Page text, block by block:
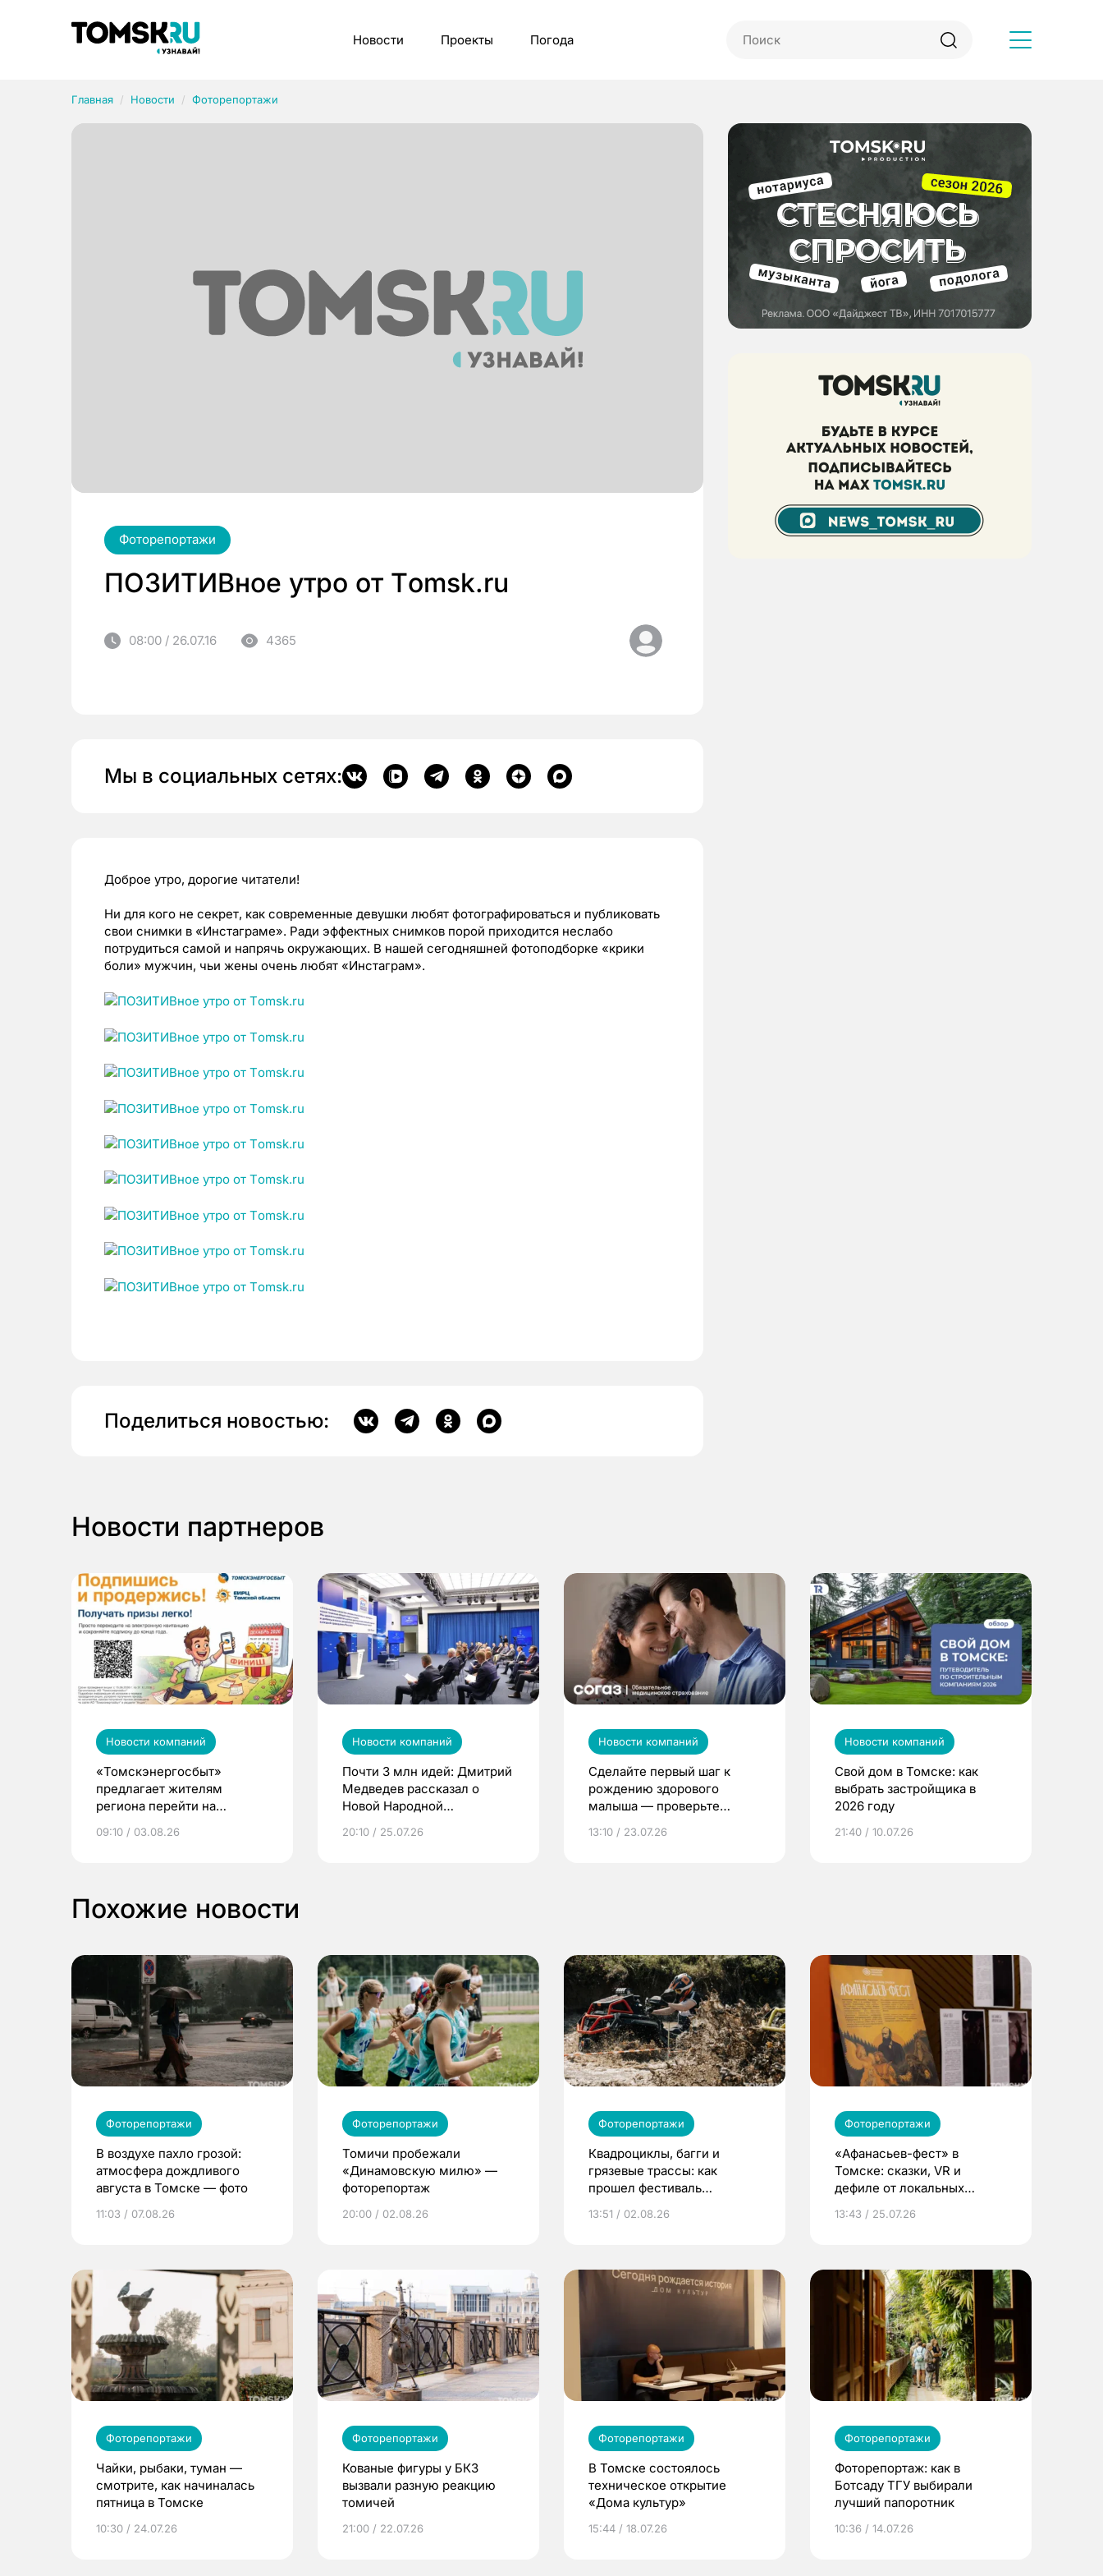
Новости Проекты Погода
Главная Новости Фоторепортажи
Фоторепортажи
ПОЗИТИВное утро от Тomsk.ru
08:00 / 26.07.16 4365
Мы в социальных сетях:
Доброе утро, дорогие читатели!
Ни для кого не секрет, как современные девушки любят фотографироваться и публиковать
свои снимки в «Инстаграме». Ради эффектных снимков порой приходится неслабо
потрудиться самой и напрячь окружающих. В нашей сегодняшней фотоподборке «крики
боли» мужчин, чьи жены очень любят «Инстаграм».
Поделиться новостью:
Новости партнеров
Новости компаний
«Томскэнергосбыт»
предлагает жителям
региона перейти на
выиграть призы
09:10 / 03.08.26
Новости компаний
Почти 3 млн идей: Дмитрий
Медведев рассказал о
Новой Народной
20:10 / 25.07.26
Новости компаний
Сделайте первый шаг к
рождению здорового
малыша — проверьте
по ОМС!
13:10 / 23.07.26
Новости компаний
Свой дом в Томске: как
выбрать застройщика в
2026 году
21:40 / 10.07.26
Похожие новости
Фоторепортажи
В воздухе пахло грозой:
атмосфера дождливого
августа в Томске — фото
11:03 / 07.08.26
Фоторепортажи
Томичи пробежали
«Динамовскую милю» —
фоторепортаж
20:00 / 02.08.26
Фоторепортажи
Квадроциклы, багги и
грязевые трассы: как
прошел фестиваль
Томском
13:51 / 02.08.26
Фоторепортажи
«Афанасьев-фест» в
Томске: сказки, VR и
дефиле от локальных
13:43 / 25.07.26
Фоторепортажи
Чайки, рыбаки, туман —
смотрите, как начиналась
пятница в Томске
10:30 / 24.07.26
Фоторепортажи
Кованые фигуры у БКЗ
вызвали разную реакцию
томичей
21:00 / 22.07.26
Фоторепортажи
В Томске состоялось
техническое открытие
«Дома культур»
15:44 / 18.07.26
Фоторепортажи
Фоторепортаж: как в
Ботсаду ТГУ выбирали
лучший папоротник
10:36 / 14.07.26
Рубрики